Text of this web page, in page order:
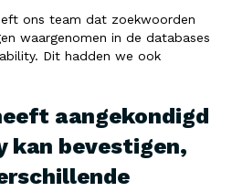
ons team dat zoekwoorden
waargenomen in de databases
Dit hadden we ook
aangekondigd
kan bevestigen,